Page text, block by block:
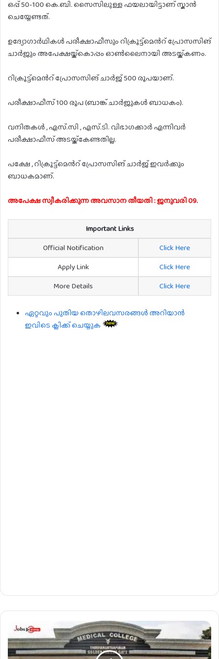
ഒപ്പ് 50-100 കെ.ബി. സൈസിലുള്ള ഫയലായിട്ടാണ് സ്കാൻ
ചെയ്യേണ്ടത്.
ഉദ്യോഗാർഥികൾ പരീക്ഷാഫീസും റിക്രൂട്ട്മെൻറ് പ്രോസസിങ്
ചാർജും അപേക്ഷയ്ക്കൊപ്പം ഓൺലൈനായി അടയ്ക്കണം.
റിക്രൂട്ട്മെൻറ് പ്രോസസിങ് ചാർജ് 500 രൂപയാണ്.
പരീക്ഷാഫീസ് 100 രൂപ (ബാങ്ക് ചാർജുകൾ ബാധകം).
വനിതകൾ , എസ്.സി , എസ്.ടി. വിഭാഗക്കാർ എന്നിവർ
പരീക്ഷാഫീസ് അടയ്ക്കേണ്ടതില്ല.
പക്ഷേ , റിക്രൂട്ട്മെൻറ് പ്രോസസിങ് ചാർജ് ഇവർക്കും
ബാധകമാണ്.
അപേക്ഷ സ്വീകരിക്കുന്ന അവസാന തീയതി : ജനുവരി 09.
Important Links
Official Notification
Click Here
Apply Link
Click Here
More Details
Click Here
ഏറ്റവും പുതിയ തൊഴിലവസരങ്ങൾ അറിയാൻ
ഇവിടെ ക്ലിക്ക് ചെയ്യുക
മെ
ഡി
ക്ക
ൽ